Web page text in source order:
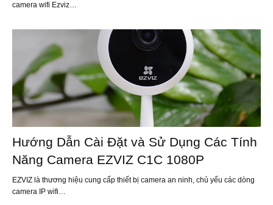
camera wifi Ezviz…
Hướng Dẫn Cài Đặt và Sử Dụng Các Tính
Năng Camera EZVIZ C1C 1080P
EZVIZ là thương hiệu cung cấp thiết bị camera an ninh, chủ yếu các dòng
camera IP wifi…